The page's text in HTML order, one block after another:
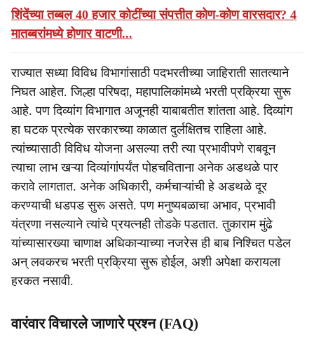
शिंदेंच्या तब्बल 40 हजार कोटींच्या संपत्तीत कोण-कोण वारसदार? 4
मातब्बरांमध्ये होणार वाटणी...
राज्यात सध्या विविध विभागांसाठी पदभरतीच्या जाहिराती सातत्याने
निघत आहेत. जिल्हा परिषदा, महापालिकांमध्ये भरती प्रक्रिया सुरू
आहे. पण दिव्यांग विभागात अजूनही याबाबतीत शांतता आहे. दिव्यांग
हा घटक प्रत्येक सरकारच्या काळात दुर्लक्षितच राहिला आहे.
त्यांच्यासाठी विविध योजना असल्या तरी त्या प्रभावीपणे राबवून
त्याचा लाभ खऱ्या दिव्यांगांपर्यंत पोहचविताना अनेक अडथळे पार
करावे लागतात. अनेक अधिकारी, कर्मचाऱ्यांची हे अडथळे दूर
करण्याची धडपड सुरू असते. पण मनुष्यबळाचा अभाव, प्रभावी
यंत्रणा नसल्याने त्यांचे प्रयत्नही तोडके पडतात. तुकाराम मुंढे
यांच्यासारख्या चाणाक्ष अधिकाऱ्याच्या नजरेस ही बाब निश्चित पडेल
अन् लवकरच भरती प्रक्रिया सुरू होईल, अशी अपेक्षा करायला
हरकत नसावी.
वारंवार विचारले जाणारे प्रश्न (FAQ)